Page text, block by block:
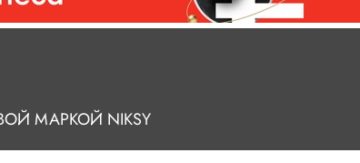
МАРКОЙ NIKSY